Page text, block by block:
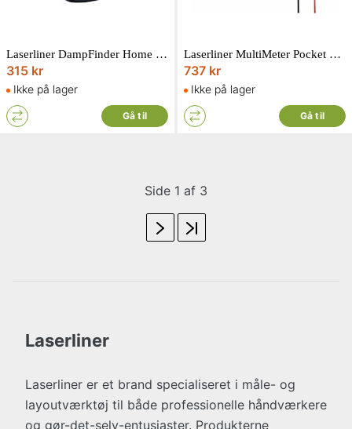
Laserliner DampFinder Home fugtmåler til trægrupper, beton, gipspuds og gasbeton
315 kr
Ikke på lager
Gå til
Laserliner MultiMeter Pocket XP Blackline multimeter med bluetooth
737 kr
Ikke på lager
Gå til
Side 1 af 3
Laserliner
Laserliner er et brand specialiseret i måle- og
layoutværktøj til både professionelle håndværkere
og gør-det-selv-entusiaster. Produkterne